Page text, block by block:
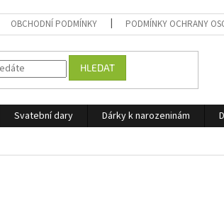
OBCHODNÍ PODMÍNKY PODMÍNKY OCHRANY
HLEDAT
Svatební dary Dárky k narozeninám